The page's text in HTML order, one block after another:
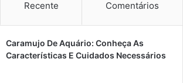
Recente Comentários
Caramujo De Aquário: Conheça As
Características E Cuidados Necessários